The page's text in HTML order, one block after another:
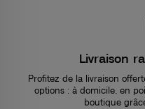
Livraison
Profitez de la livraison
options : à domicile, en
boutique